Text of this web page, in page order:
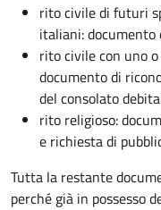
rito civile di futuri
italiani: documento
rito civile con uno
documento di
del consolato
rito religioso:
e richiesta di
Tutta la restante
perché già in possesso